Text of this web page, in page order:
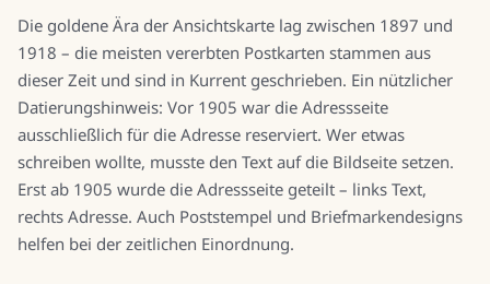
Die goldene Ära der Ansichtskarte lag zwischen 1897 und
1918 – die meisten vererbten Postkarten stammen aus
dieser Zeit und sind in Kurrent geschrieben. Ein nützlicher
Datierungshinweis: Vor 1905 war die Adressseite
ausschließlich für die Adresse reserviert. Wer etwas
schreiben wollte, musste den Text auf die Bildseite setzen.
Erst ab 1905 wurde die Adressseite geteilt – links Text,
rechts Adresse. Auch Poststempel und Briefmarkendesigns
helfen bei der zeitlichen Einordnung.